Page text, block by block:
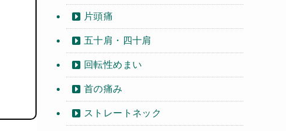
片頭痛
五十肩・四十肩
回転性めまい
首の痛み
ストレートネック